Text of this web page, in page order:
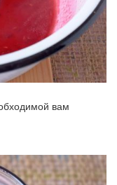
вам